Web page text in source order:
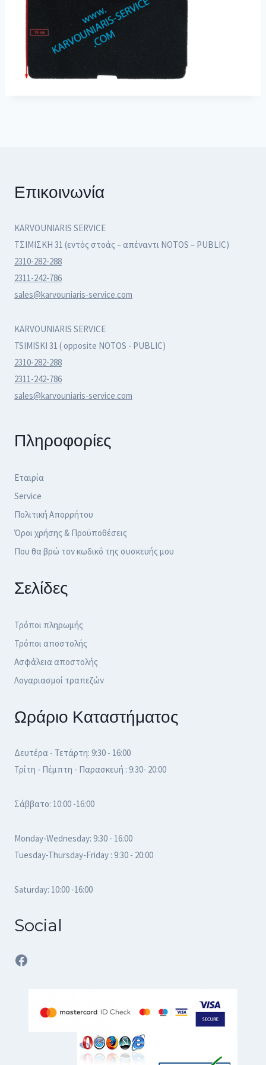
Επικοινωνία
KARVOUNIARIS SERVICE
ΤΣΙΜΙΣΚΗ 31 (εντός στοάς – απέναντι NOTOS – PUBLIC)
2310-282-288
2311-242-786
sales@karvouniaris-service.com
KARVOUNIARIS SERVICE
TSIMISKI 31 ( opposite NOTOS - PUBLIC)
2310-282-288
2311-242-786
sales@karvouniaris-service.com
Πληροφορίες
Εταιρία
Service
Πολιτική Απορρήτου
Όροι χρήσης & Προϋποθέσεις
Που θα βρώ τον κωδικό της συσκευής μου
Σελίδες
Τρόποι πληρωμής
Τρόποι αποστολής
Ασφάλεια αποστολής
Λογαριασμοί τραπεζών
Ωράριο Καταστήματος
Δευτέρα - Τετάρτη: 9:30 - 16:00
Τρίτη - Πέμπτη - Παρασκευή : 9:30- 20:00
Σάββατο: 10:00 -16:00
Monday-Wednesday: 9:30 - 16:00
Tuesday-Thursday-Friday : 9:30 - 20:00
Saturday: 10:00 -16:00
Social
Facebook